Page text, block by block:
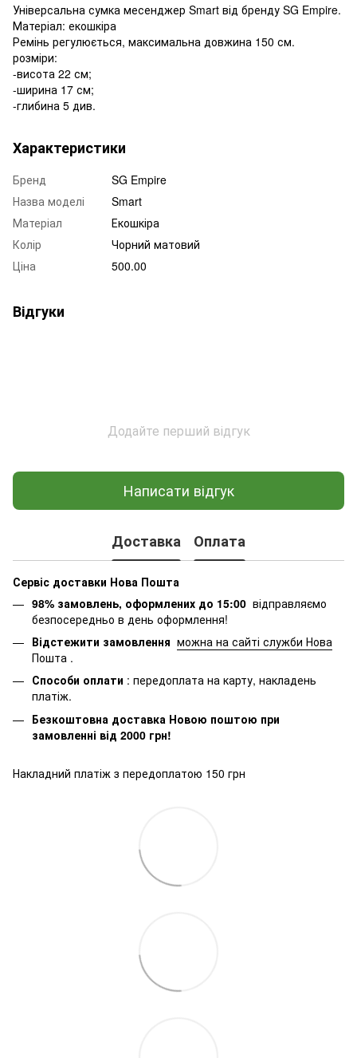
Універсальна сумка месенджер Smart від бренду SG Empire.
Матеріал: екошкіра
Ремінь регулюється, максимальна довжина 150 см.
розміри:
-висота 22 см;
-ширина 17 см;
-глибина 5 див.
Характеристики
Бренд
SG Empire
Назва моделі
Smart
Матеріал
Екошкіра
Колір
Чорний матовий
Ціна
500.00
Відгуки
Додайте перший відгук
Написати відгук
Доставка Оплата
Сервіс доставки Нова Пошта
98% замовлень, оформлених до 15:00 відправляємо
безпосередньо в день оформлення!
Відстежити замовлення можна на сайті служби Нова
Пошта .
Способи оплати : передоплата на карту, накладень
платіж.
Безкоштовна доставка Новою поштою при
замовленні від 2000 грн!
Накладний платіж з передоплатою 150 грн